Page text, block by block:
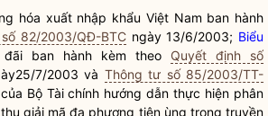
hóa xuất nhập khẩu Việt Nam ban hành
82/2003/QĐ-BTCngày 13/6/2003; Biểu
ban hành kèm theo Quyết định số
7/2003 và Thông tư số 85/2003/TT-
Bộ Tài chính hướng dẫn thực hiện phân
giải mã đa phương tiện ùng trong truyền